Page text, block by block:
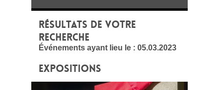
RÉSULTATS DE VOTRE
RECHERCHE
Événements ayant lieu le : 05.03.2023
EXPOSITIONS